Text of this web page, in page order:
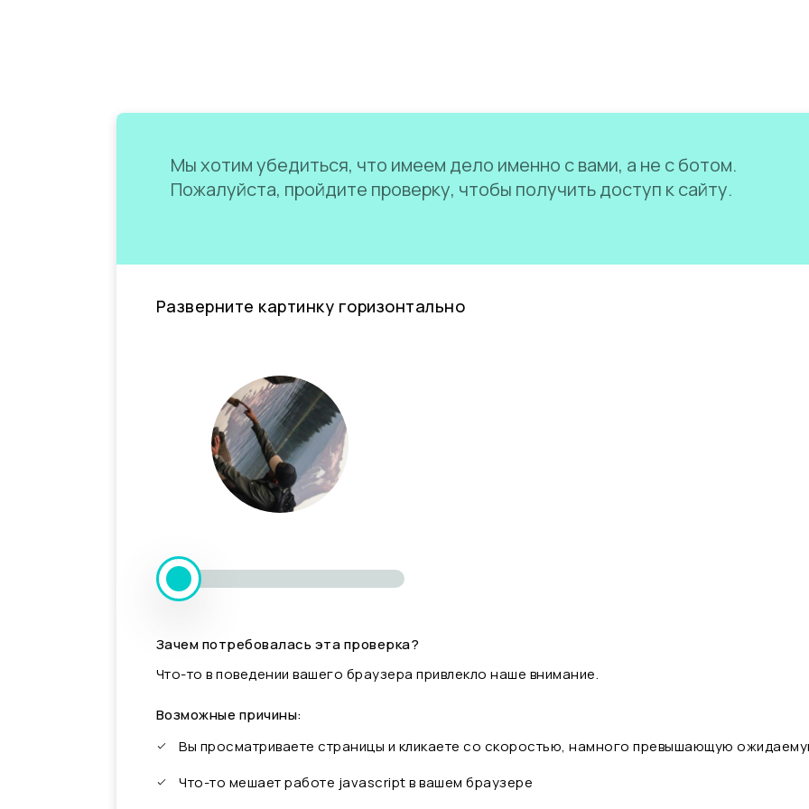
Мы хотим убедиться, что имеем дело именно с вами, а не с ботом.
Пожалуйста, пройдите проверку, чтобы получить доступ к сайту.
Разверните картинку горизонтально
Зачем потребовалась эта проверка?
Что-то в поведении вашего браузера привлекло наше внимание.
Возможные причины:
Вы просматриваете страницы и кликаете со скоростью, намного превышающую
Что-то мешает работе javascript в вашем браузере